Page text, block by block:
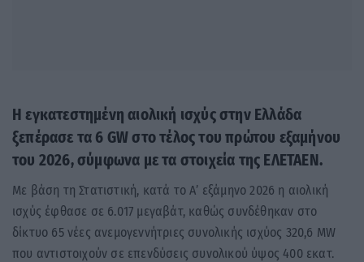
Η εγκατεστημένη αιολική ισχύς στην Ελλάδα
ξεπέρασε τα 6 GW στο τέλος του πρώτου εξαμήνου
του 2026, σύμφωνα με τα στοιχεία της ΕΛΕΤΑΕΝ.
Με βάση τη Στατιστική, κατά το Α’ εξάμηνο 2026 η αιολική
ισχύς έφθασε σε 6.017 μεγαβάτ, καθώς συνδέθηκαν στο
δίκτυο 65 νέες ανεμογεννήτριες συνολικής ισχύος 320,6 MW
που αντιστοιχούν σε επενδύσεις συνολικού ύψος 400 εκατ.